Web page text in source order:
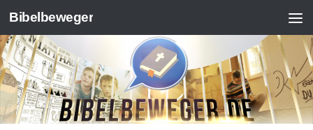
Zum Inhalt springen
Bibelbeweger